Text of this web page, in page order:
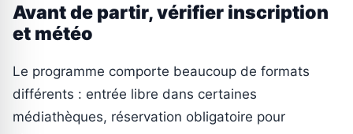
Avant de partir, vérifier inscription
et météo
Le programme comporte beaucoup de formats
différents : entrée libre dans certaines
médiathèques, réservation obligatoire pour